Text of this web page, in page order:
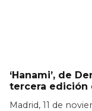
‘Hanami’, de
tercera edición
Madrid, 11 de